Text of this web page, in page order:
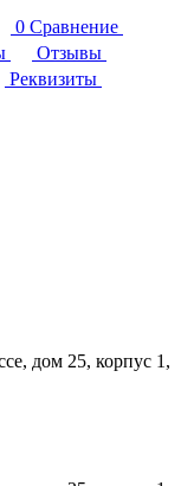
0 Сравнение
Отзывы
Реквизиты
дом 25, корпус 1,